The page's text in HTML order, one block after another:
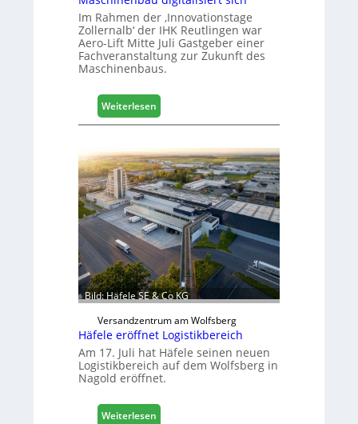
r
e
r
t
k
n
f
t
Im Rahmen der ‚Innovationstage
Zollernalb‘ der IHK Reutlingen war
Aero-Lift Mitte Juli Gastgeber einer
Fachveranstaltung zur Zukunft des
Maschinenbaus.
Weiterlesen
M
s
c
h
i
n
e
n
a
u
d
i
g
t
a
i
Bild: Häfele SE & Co KG
Versandzentrum am Wolfsberg
Häfele eröffnet Logistikbereich
Am 17. Juli hat Häfele seinen neuen
Logistikbereich auf dem Wolfsberg in
Nagold eröffnet.
Weiterlesen